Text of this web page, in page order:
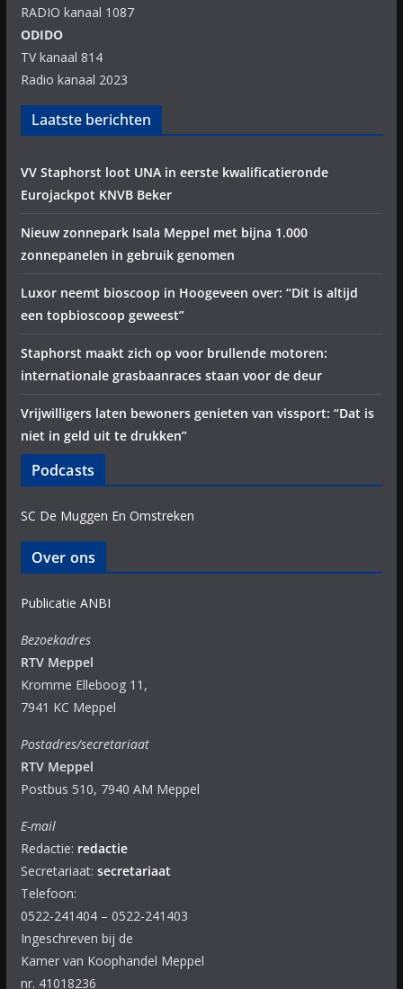
RADIO kanaal 1087
ODIDO
TV kanaal 814
Radio kanaal 2023
Laatste berichten
VV Staphorst loot UNA in eerste kwalificatieronde
Eurojackpot KNVB Beker
Nieuw zonnepark Isala Meppel met bijna 1.000
zonnepanelen in gebruik genomen
Luxor neemt bioscoop in Hoogeveen over: “Dit is altijd
een topbioscoop geweest”
Staphorst maakt zich op voor brullende motoren:
internationale grasbaanraces staan voor de deur
Vrijwilligers laten bewoners genieten van vissport: “Dat is
niet in geld uit te drukken”
Podcasts
SC De Muggen En Omstreken
Over ons
Publicatie ANBI
Bezoekadres
RTV Meppel
Kromme Elleboog 11,
7941 KC Meppel
Postadres/secretariaat
RTV Meppel
Postbus 510, 7940 AM Meppel
E-mail
Redactie: redactie
Secretariaat: secretariaat
Telefoon:
0522-241404 – 0522-241403
Ingeschreven bij de
Kamer van Koophandel Meppel
nr. 41018236